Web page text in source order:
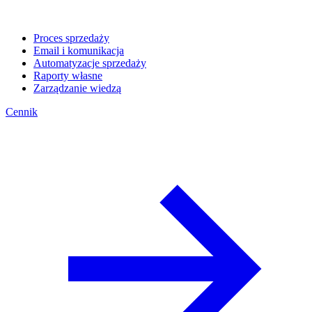
Proces sprzedaży
Email i komunikacja
Automatyzacje sprzedaży
Raporty własne
Zarządzanie wiedzą
Cennik